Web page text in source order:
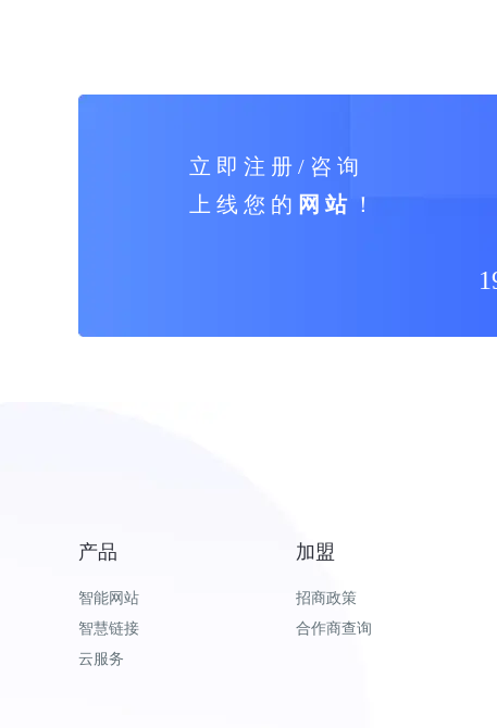
立 即 注 册 / 咨 询
上 线 您 的 网 站！
产品
智能网站
智慧链接
云服务
加盟
招商政策
合作商查询